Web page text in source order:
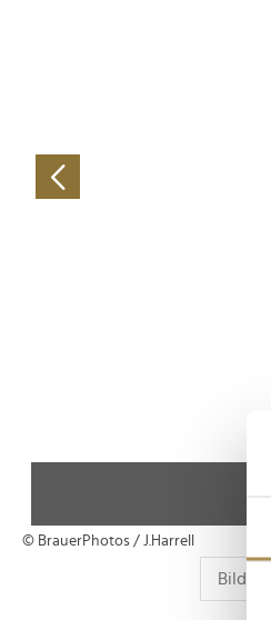
© BrauerPhotos / J.Harrell